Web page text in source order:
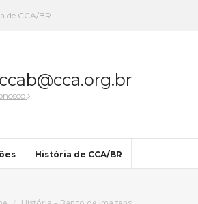
de CCA/BR
História de CCA/BR